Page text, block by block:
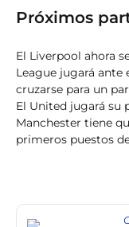
Próximos
El Liverpool ahora
League jugará ante
cruzarse para un
El United jugará su
Manchester tiene
primeros puestos